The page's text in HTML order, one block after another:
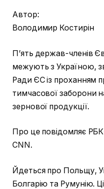
Автор:
Володимир Костирін
П’ять держав-членів
межують з Україною,
Ради ЄС із проханням
тимчасової заборони
зернової продукції.
Про це повідомляє
CNN.
Йдеться про Польщу,
Болгарію та Румунію.